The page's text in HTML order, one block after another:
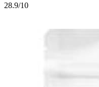
28.9/10